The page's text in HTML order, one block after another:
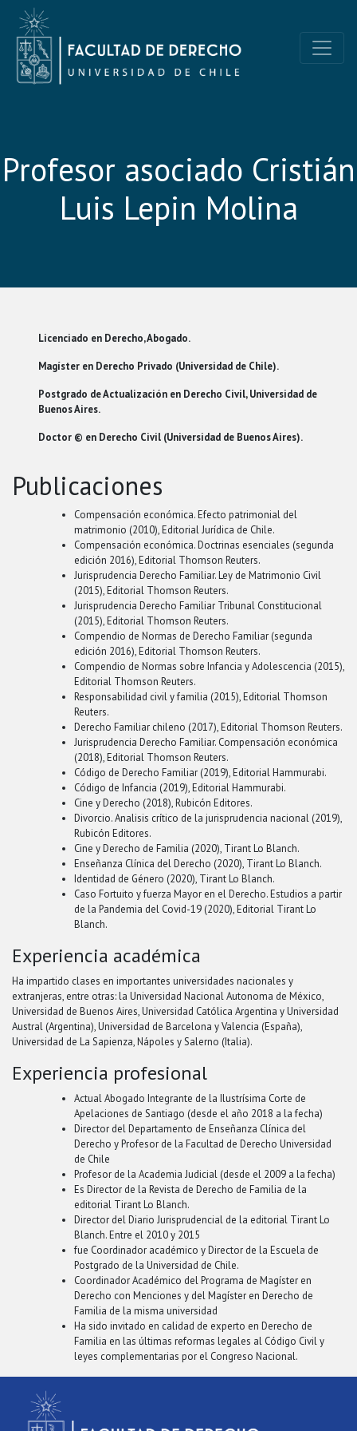
content
Profesor asociado Cristián
Luis Lepin Molina
Licenciado en Derecho, Abogado.
Magíster en Derecho Privado (Universidad de Chile).
Postgrado de Actualización en Derecho Civil, Universidad de
Buenos Aires.
Doctor © en Derecho Civil (Universidad de Buenos Aires).
Publicaciones
Compensación económica. Efecto patrimonial del
matrimonio (2010), Editorial Jurídica de Chile.
Compensación económica. Doctrinas esenciales (segunda
edición 2016), Editorial Thomson Reuters.
Jurisprudencia Derecho Familiar. Ley de Matrimonio Civil
(2015), Editorial Thomson Reuters.
Jurisprudencia Derecho Familiar Tribunal Constitucional
(2015), Editorial Thomson Reuters.
Compendio de Normas de Derecho Familiar (segunda
edición 2016), Editorial Thomson Reuters.
Compendio de Normas sobre Infancia y Adolescencia (2015),
Editorial Thomson Reuters.
Responsabilidad civil y familia (2015), Editorial Thomson
Reuters.
Derecho Familiar chileno (2017), Editorial Thomson Reuters.
Jurisprudencia Derecho Familiar. Compensación económica
(2018), Editorial Thomson Reuters.
Código de Derecho Familiar (2019), Editorial Hammurabi.
Código de Infancia (2019), Editorial Hammurabi.
Cine y Derecho (2018), Rubicón Editores.
Divorcio. Analisis crítico de la jurisprudencia nacional (2019),
Rubicón Editores.
Cine y Derecho de Familia (2020), Tirant Lo Blanch.
Enseñanza Clínica del Derecho (2020), Tirant Lo Blanch.
Identidad de Género (2020), Tirant Lo Blanch.
Caso Fortuito y fuerza Mayor en el Derecho. Estudios a partir
de la Pandemia del Covid-19 (2020), Editorial Tirant Lo
Blanch.
Experiencia académica
Ha impartido clases en importantes universidades nacionales y
extranjeras, entre otras: la Universidad Nacional Autonoma de México,
Universidad de Buenos Aires, Universidad Católica Argentina y Universidad
Austral (Argentina), Universidad de Barcelona y Valencia (España),
Universidad de La Sapienza, Nápoles y Salerno (Italia).
Experiencia profesional
Actual Abogado Integrante de la Ilustrísima Corte de
Apelaciones de Santiago (desde el año 2018 a la fecha)
Director del Departamento de Enseñanza Clínica del
Derecho y Profesor de la Facultad de Derecho Universidad
de Chile
Profesor de la Academia Judicial (desde el 2009 a la fecha)
Es Director de la Revista de Derecho de Familia de la
editorial Tirant Lo Blanch.
Director del Diario Jurisprudencial de la editorial Tirant Lo
Blanch. Entre el 2010 y 2015
fue Coordinador académico y Director de la Escuela de
Postgrado de la Universidad de Chile.
Coordinador Académico del Programa de Magíster en
Derecho con Menciones y del Magíster en Derecho de
Familia de la misma universidad
Ha sido invitado en calidad de experto en Derecho de
Familia en las últimas reformas legales al Código Civil y
leyes complementarias por el Congreso Nacional.